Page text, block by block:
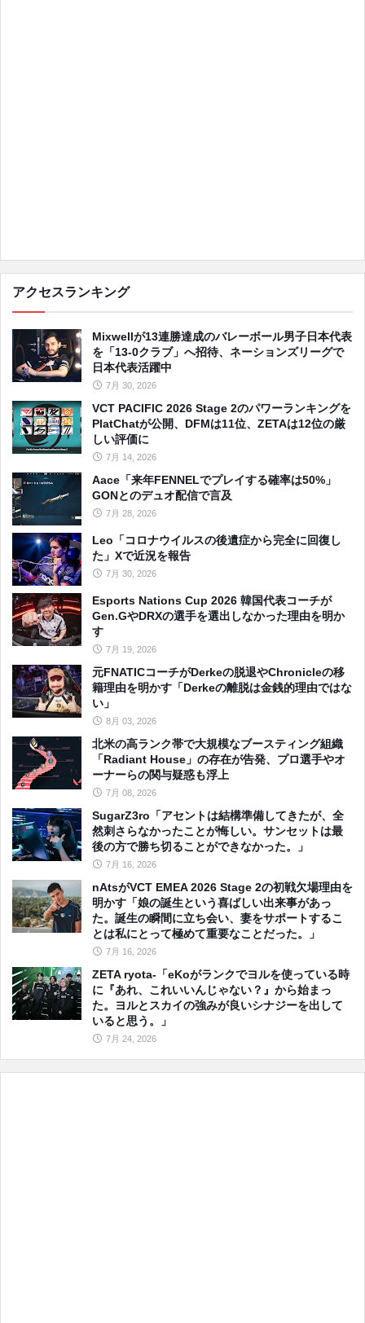
アクセスランキング
Mixwellが13連勝達成のバレーボール男子日本代表
を「13-0クラブ」へ招待、ネーションズリーグで
日本代表活躍中
7月 30, 2026
VCT PACIFIC 2026 Stage 2のパワーランキングを
PlatChatが公開、DFMは11位、ZETAは12位の厳
しい評価に
7月 14, 2026
Aace「来年FENNELでプレイする確率は50%」
GONとのデュオ配信で言及
7月 28, 2026
Leo「コロナウイルスの後遺症から完全に回復し
た」Xで近況を報告
7月 30, 2026
Esports Nations Cup 2026 韓国代表コーチが
Gen.GやDRXの選手を選出しなかった理由を明か
す
7月 19, 2026
元FNATICコーチがDerkeの脱退やChronicleの移
籍理由を明かす「Derkeの離脱は金銭的理由ではな
い」
8月 03, 2026
北米の高ランク帯で大規模なブースティング組織
「Radiant House」の存在が告発、プロ選手やオ
ーナーらの関与疑惑も浮上
7月 08, 2026
SugarZ3ro「アセントは結構準備してきたが、全
然刺さらなかったことが悔しい。サンセットは最
後の方で勝ち切ることができなかった。」
7月 16, 2026
nAtsがVCT EMEA 2026 Stage 2の初戦欠場理由を
明かす「娘の誕生という喜ばしい出来事があっ
た。誕生の瞬間に立ち会い、妻をサポートするこ
とは私にとって極めて重要なことだった。」
7月 16, 2026
ZETA ryota-「eKoがランクでヨルを使っている時
に『あれ、これいいんじゃない？』から始まっ
た。ヨルとスカイの強みが良いシナジーを出して
いると思う。」
7月 24, 2026